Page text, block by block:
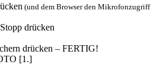
(und dem Browser den Mikrofonzugriff
drücken
drücken – FERTIG!
[1.]